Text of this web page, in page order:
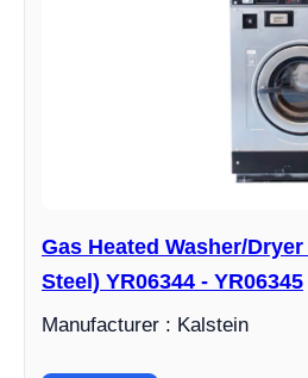
Gas Heated Washer/
Steel) YR06344 - YR06345
Manufacturer : Kalstein